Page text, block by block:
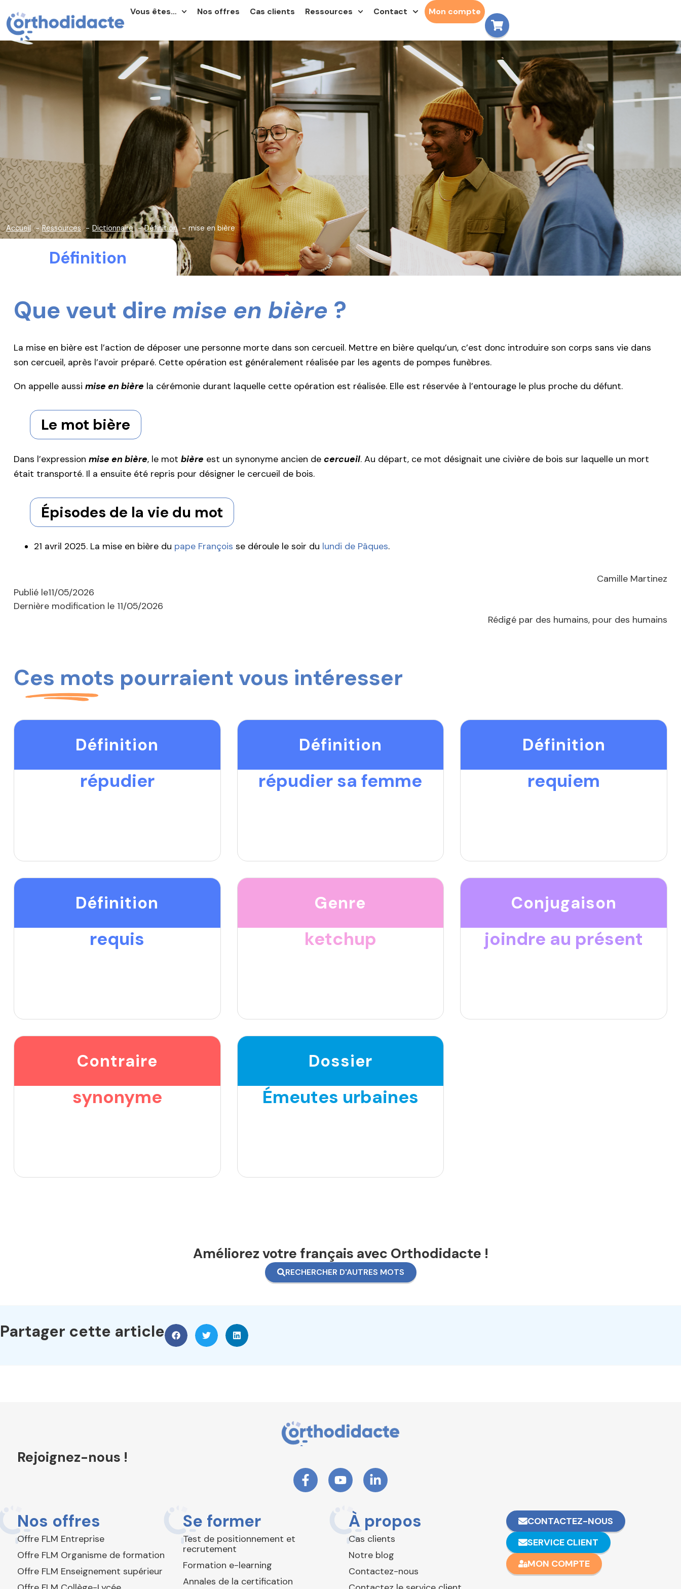
Vous êtes… Nos offres Cas clients Ressources Contact Mon compte
Accueil Ressources Dictionnaire Définition mise en bière
Définition
Que veut dire mise en bière ?
La mise en bière est l’action de déposer une personne morte dans son cercueil. Mettre en bière quelqu’un, c’est donc introduire son corps sans vie dans
son cercueil, après l’avoir préparé. Cette opération est généralement réalisée par les agents de pompes funèbres.
On appelle aussi mise en bière la cérémonie durant laquelle cette opération est réalisée. Elle est réservée à l’entourage le plus proche du défunt.
Le mot bière
Dans l’expression mise en bière, le mot bière est un synonyme ancien de cercueil. Au départ, ce mot désignait une civière de bois sur laquelle un mort
était transporté. Il a ensuite été repris pour désigner le cercueil de bois.
Épisodes de la vie du mot
21 avril 2025. La mise en bière du pape François se déroule le soir du lundi de Pâques.
Camille Martinez
Publié le11/05/2026
Dernière modification le 11/05/2026
Rédigé par des humains, pour des humains
Ces mots pourraient vous intéresser
Définition
répudier
Définition
répudier sa femme
Définition
requiem
Définition
requis
Genre
ketchup
Conjugaison
joindre au présent
Contraire
synonyme
Dossier
Émeutes urbaines
Améliorez votre français avec Orthodidacte !
RECHERCHER D'AUTRES MOTS
Partager cette article
Rejoignez-nous !
Nos offres
Offre FLM Entreprise
Offre FLM Organisme de formation
Offre FLM Enseignement supérieur
Se former
Test de positionnement et
recrutement
Formation e-learning
Annales de la certification
À propos
Cas clients
Notre blog
Contactez-nous
CONTACTEZ-NOUS
SERVICE CLIENT
MON COMPTE